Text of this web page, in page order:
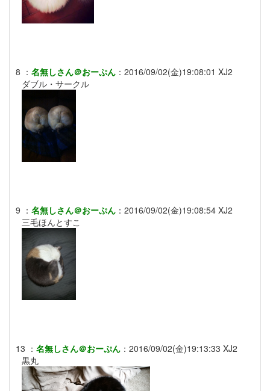
8 ： 名無しさん＠おーぷん ： 2016/09/02(金)19:08:01 XJ2
ダブル・サークル
9 ： 名無しさん＠おーぷん ： 2016/09/02(金)19:08:54 XJ2
三毛ほんとすこ
13 ： 名無しさん＠おーぷん ： 2016/09/02(金)19:13:33 XJ2
黒丸